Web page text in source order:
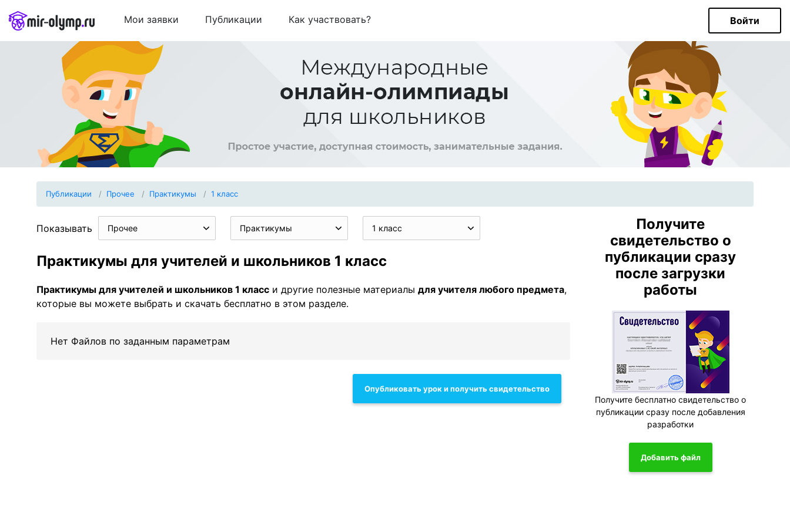
Мои заявки Публикации Как участвовать? Войти
Публикации Прочее Практикумы 1 класс
Показывать Прочее Практикумы 1 класс
Практикумы для учителей и школьников 1 класс
Практикумы для учителей и школьников 1 класс и другие полезные материалы для учителя любого предмета,
которые вы можете выбрать и скачать бесплатно в этом разделе.
Нет Файлов по заданным параметрам
Опубликовать урок и получить свидетельство
Получите
свидетельство о
публикации сразу
после загрузки
работы
Получите бесплатно свидетельство о
публикации сразу после добавления
разработки
Добавить файл